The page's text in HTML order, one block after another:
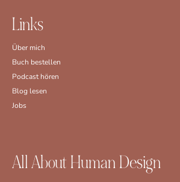
Links
Über mich
Buch bestellen
Podcast hören
Blog lesen
Jobs
All About Human Design